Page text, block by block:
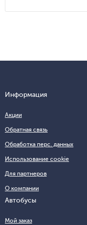
Информация
Акции
Обратная связь
Обработка перс. данных
Использование cookie
Для партнеров
О компании
Автобусы
Мой заказ